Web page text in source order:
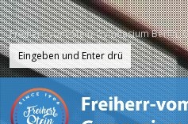
Freiherr-vom-Stein-Gymnasium Berlin,